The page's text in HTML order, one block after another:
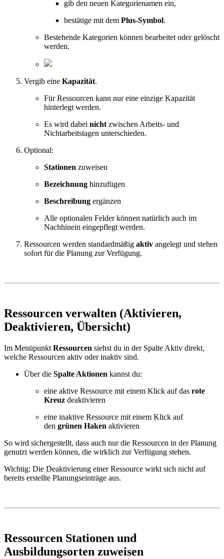
gib den neuen Kategorienamen ein,
bestätige mit dem Plus-Symbol.
Bestehende Kategorien können bearbeitet oder gelöscht
werden.
Vergib eine Kapazität.
Für Ressourcen kann nur eine einzige Kapazität
hinterlegt werden.
Es wird dabei nichtzwischen Arbeits- und
Nichtarbeitstagen unterschieden.
Optional:
Stationen zuweisen
Bezeichnung hinzufügen
Beschreibung ergänzen
Alle optionalen Felder können natürlich auch im
Nachhinein eingepflegt werden.
Ressourcen werden standardmäßig aktiv angelegt und stehen
sofort für die Planung zur Verfügung.
Ressourcen verwalten (Aktivieren,
Deaktivieren, Übersicht)
Im Menüpunkt Ressourcen siehst du in der Spalte Aktiv direkt,
welche Ressourcen aktiv oder inaktiv sind.
Über die Spalte Aktionen kannst du:
eine aktive Ressource mit einem Klick auf das rote
Kreuz deaktivieren
eine inaktive Ressource mit einem Klick auf
den grünen Haken aktivieren
So wird sichergestellt, dass auch nur die Ressourcen in der Planung
genutzt werden können, die wirklich zur Verfügung stehen.
Wichtig: Die Deaktivierung einer Ressource wirkt sich nicht auf
bereits erstellte Planungseinträge aus.
Ressourcen Stationen und
Ausbildungsorten zuweisen